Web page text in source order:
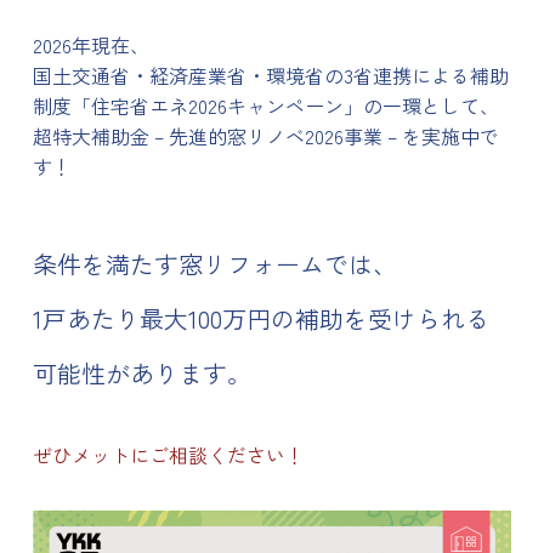
2026年現在、
国土交通省・経済産業省・環境省の3省連携による補助
制度「住宅省エネ2026キャンペーン」の一環として、
超特大補助金 – 先進的窓リノベ2026事業 – を実施中で
す！
条件を満たす窓リフォームでは、
1戸あたり最大100万円の補助を受けられる
可能性があります。
ぜひメットにご相談ください！